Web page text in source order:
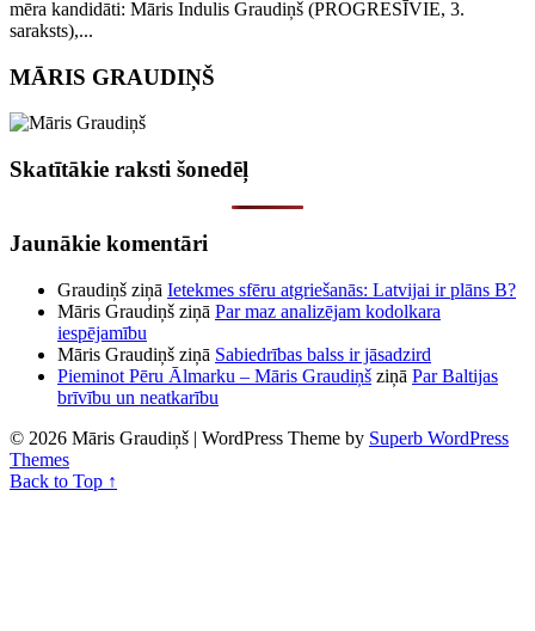
mēra kandidāti: Māris Indulis Graudiņš (PROGRESĪVIE, 3.
saraksts),...
MĀRIS GRAUDIŅŠ
Skatītākie raksti šonedēļ
Jaunākie komentāri
Graudiņš ziņā Ietekmes sfēru atgriešanās: Latvijai ir plāns B?
Māris Graudiņš ziņā Par maz analizējam kodolkara
iespējamību
Māris Graudiņš ziņā Sabiedrības balss ir jāsadzird
Pieminot Pēru Ālmarku – Māris Graudiņš ziņā Par Baltijas
brīvību un neatkarību
© 2026 Māris Graudiņš | WordPress Theme by Superb WordPress
Themes
Back to Top ↑